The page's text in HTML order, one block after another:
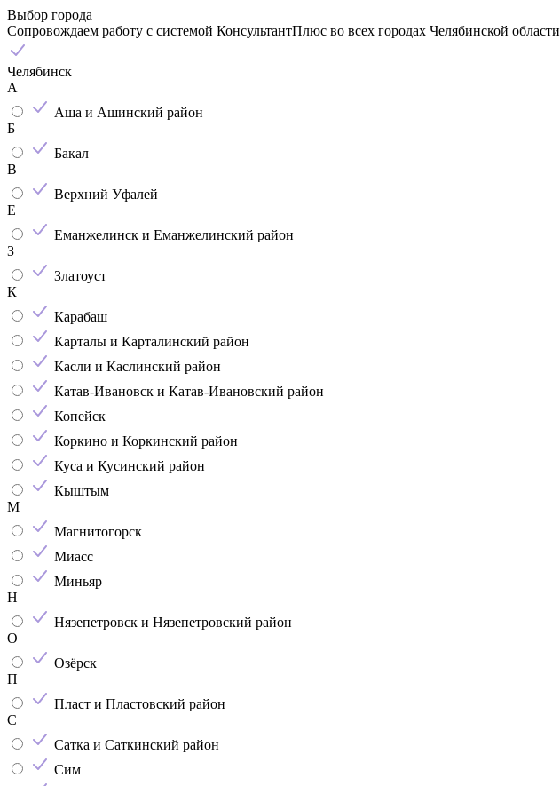
Выбор города
Сопровождаем работу с системой КонсультантПлюс во всех городах Челябинской области
Челябинск
А
Аша и Ашинский район
Б
Бакал
В
Верхний Уфалей
Е
Еманжелинск и Еманжелинский район
З
Златоуст
К
Карабаш
Карталы и Карталинский район
Касли и Каслинский район
Катав-Ивановск и Катав-Ивановский район
Копейск
Коркино и Коркинский район
Куса и Кусинский район
Кыштым
М
Магнитогорск
Миасс
Миньяр
Н
Нязепетровск и Нязепетровский район
О
Озёрск
П
Пласт и Пластовский район
С
Сатка и Саткинский район
Сим